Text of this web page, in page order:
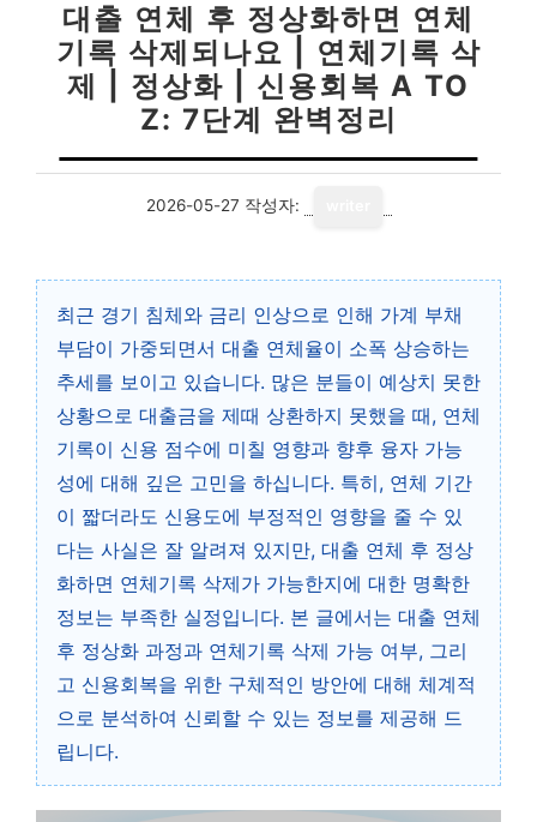
대출 연체 후 정상화하면 연체
기록 삭제되나요 | 연체기록 삭
제 | 정상화 | 신용회복 A TO
Z: 7단계 완벽정리
2026-05-27 작성자:
최근 경기 침체와 금리 인상으로 인해 가계 부채
부담이 가중되면서 대출 연체율이 소폭 상승하는
추세를 보이고 있습니다. 많은 분들이 예상치 못한
상황으로 대출금을 제때 상환하지 못했을 때, 연체
기록이 신용 점수에 미칠 영향과 향후 융자 가능
성에 대해 깊은 고민을 하십니다. 특히, 연체 기간
이 짧더라도 신용도에 부정적인 영향을 줄 수 있
다는 사실은 잘 알려져 있지만, 대출 연체 후 정상
화하면 연체기록 삭제가 가능한지에 대한 명확한
정보는 부족한 실정입니다. 본 글에서는 대출 연체
후 정상화 과정과 연체기록 삭제 가능 여부, 그리
고 신용회복을 위한 구체적인 방안에 대해 체계적
으로 분석하여 신뢰할 수 있는 정보를 제공해 드
립니다.